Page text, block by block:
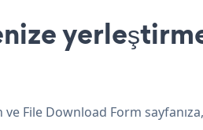
File Download Form